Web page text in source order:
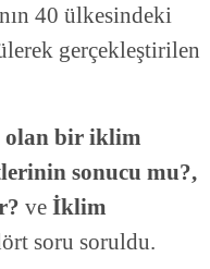
40 ülkesindeki
gerçekleştirilen
olan bir iklim
sonucu mu?,
ve İklim
soru soruldu.